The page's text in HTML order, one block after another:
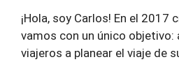
¡Hola, soy Carlos! En el 2017
vamos con un único objetivo:
viajeros a planear el viaje de